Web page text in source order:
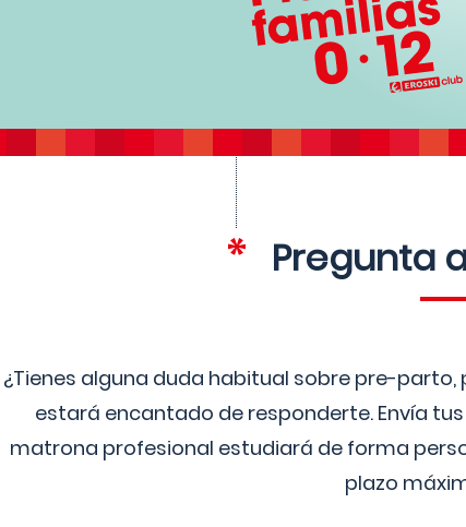
Pregunta
¿Tienes alguna duda habitual sobre pre-
estará encantado de responderte. Envía
matrona profesional estudiará de forma
plazo